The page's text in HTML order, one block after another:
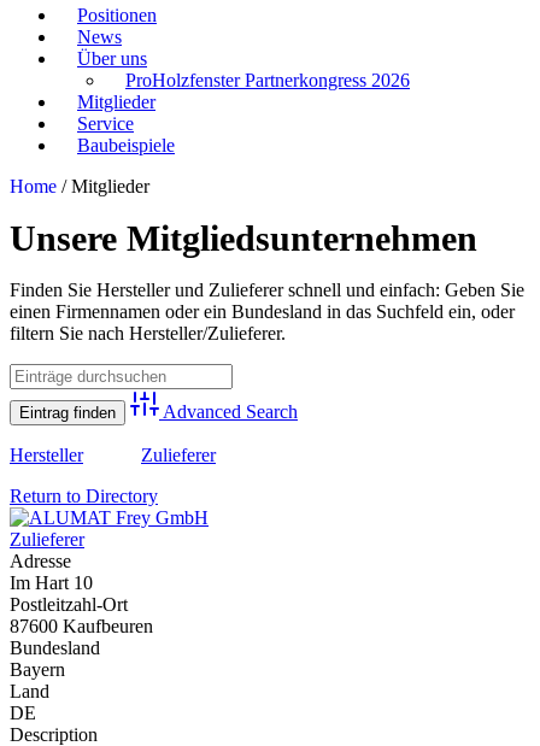
Positionen
News
Über uns
ProHolzfenster Partnerkongress 2026
Mitglieder
Service
Baubeispiele
Home /Mitglieder
Unsere Mitgliedsunternehmen
Finden Sie Hersteller und Zulieferer schnell und einfach: Geben Sie
einen Firmennamen oder ein Bundesland in das Suchfeld ein, oder
filtern Sie nach Hersteller/Zulieferer.
Advanced Search
Hersteller
Zulieferer
Return to Directory
Zulieferer
Adresse
Im Hart 10
Postleitzahl-Ort
87600 Kaufbeuren
Bundesland
Bayern
Land
DE
Description